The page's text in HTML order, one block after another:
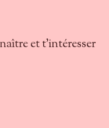
et t'intéresser